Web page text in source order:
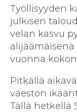
Työllisyyden
julkisen
velan kasvu
vuonna
Pitkällä
väestön
Tällä hetkellä